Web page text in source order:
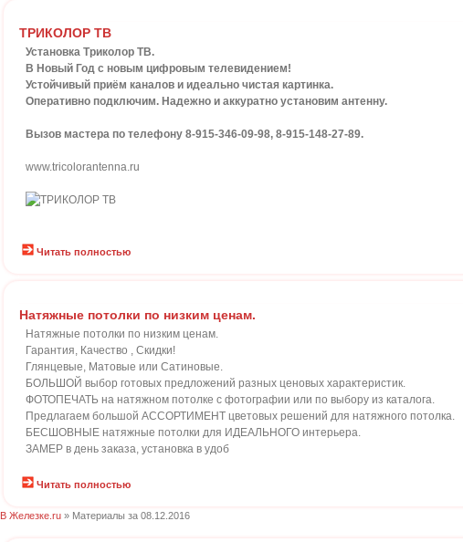
ТРИКОЛОР ТВ
Установка Триколор ТВ.
В Новый Год с новым цифровым телевидением!
Устойчивый приём каналов и идеально чистая картинка.
Оперативно подключим. Надежно и аккуратно установим антенну.
Вызов мастера по телефону 8-915-346-09-98, 8-915-148-27-89.
www.tricolorantenna.ru
Читать полностью
Натяжные потолки по низким ценам.
Натяжные потолки по низким ценам.
Гарантия, Качество , Скидки!
Глянцевые, Матовые или Сатиновые.
БОЛЬШОЙ выбор готовых предложений разных ценовых характеристик.
ФОТОПЕЧАТЬ на натяжном потолке с фотографии или по выбору из каталога.
Предлагаем большой АССОРТИМЕНТ цветовых решений для натяжного потолка.
БЕСШОВНЫЕ натяжные потолки для ИДЕАЛЬНОГО интерьера.
ЗАМЕР в день заказа, установка в удоб
Читать полностью
В Железке.ru » Материалы за 08.12.2016